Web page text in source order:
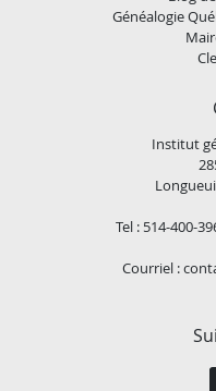
Généalogie
Institut
Tel : 514-400-
Courriel :